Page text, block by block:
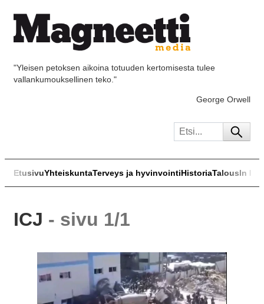
"Yleisen petoksen aikoina totuuden kertomisesta tulee
vallankumouksellinen teko."
George Orwell
EtusivuYhteiskuntaTerveys ja hyvinvointiHistoriaTalousIn
ICJ - sivu 1/1